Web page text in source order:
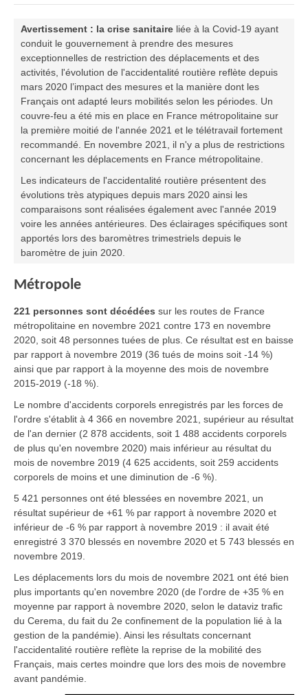
Avertissement : la crise sanitaire liée à la Covid-19 ayant
conduit le gouvernement à prendre des mesures
exceptionnelles de restriction des déplacements et des
activités, l'évolution de l'accidentalité routière reflète depuis
mars 2020 l’impact des mesures et la manière dont les
Français ont adapté leurs mobilités selon les périodes. Un
couvre-feu a été mis en place en France métropolitaine sur
la première moitié de l'année 2021 et le télétravail fortement
recommandé. En novembre 2021, il n'y a plus de restrictions
concernant les déplacements en France métropolitaine.
Les indicateurs de l'accidentalité routière présentent des
évolutions très atypiques depuis mars 2020 ainsi les
comparaisons sont réalisées également avec l'année 2019
voire les années antérieures. Des éclairages spécifiques sont
apportés lors des baromètres trimestriels depuis le
baromètre de juin 2020.
Métropole
221 personnes sont décédées sur les routes de France
métropolitaine en novembre 2021 contre 173 en novembre
2020, soit 48 personnes tuées de plus. Ce résultat est en baisse
par rapport à novembre 2019 (36 tués de moins soit -14 %)
ainsi que par rapport à la moyenne des mois de novembre
2015-2019 (-18 %).
Le nombre d'accidents corporels enregistrés par les forces de
l'ordre s'établit à 4 366 en novembre 2021, supérieur au résultat
de l'an dernier (2 878 accidents, soit 1 488 accidents corporels
de plus qu'en novembre 2020) mais inférieur au résultat du
mois de novembre 2019 (4 625 accidents, soit 259 accidents
corporels de moins et une diminution de -6 %).
5 421 personnes ont été blessées en novembre 2021, un
résultat supérieur de +61 % par rapport à novembre 2020 et
inférieur de -6 % par rapport à novembre 2019 : il avait été
enregistré 3 370 blessés en novembre 2020 et 5 743 blessés en
novembre 2019.
Les déplacements lors du mois de novembre 2021 ont été bien
plus importants qu'en novembre 2020 (de l'ordre de +35 % en
moyenne par rapport à novembre 2020, selon le dataviz trafic
du Cerema, du fait du 2e confinement de la population lié à la
gestion de la pandémie). Ainsi les résultats concernant
l'accidentalité routière reflète la reprise de la mobilité des
Français, mais certes moindre que lors des mois de novembre
avant pandémie.